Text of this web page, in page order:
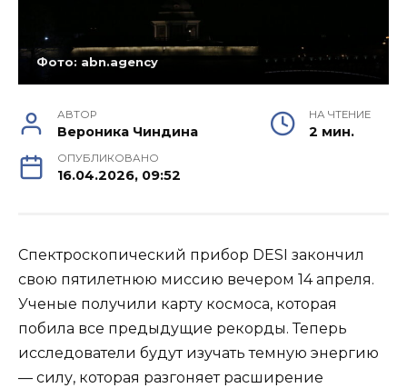
Фото: abn.agency
АВТОР
Вероника Чиндина
НА ЧТЕНИЕ
2 мин.
ОПУБЛИКОВАНО
16.04.2026, 09:52
Спектроскопический прибор DESI закончил
свою пятилетнюю миссию вечером 14 апреля.
Ученые получили карту космоса, которая
побила все предыдущие рекорды. Теперь
исследователи будут изучать темную энергию
— силу, которая разгоняет расширение